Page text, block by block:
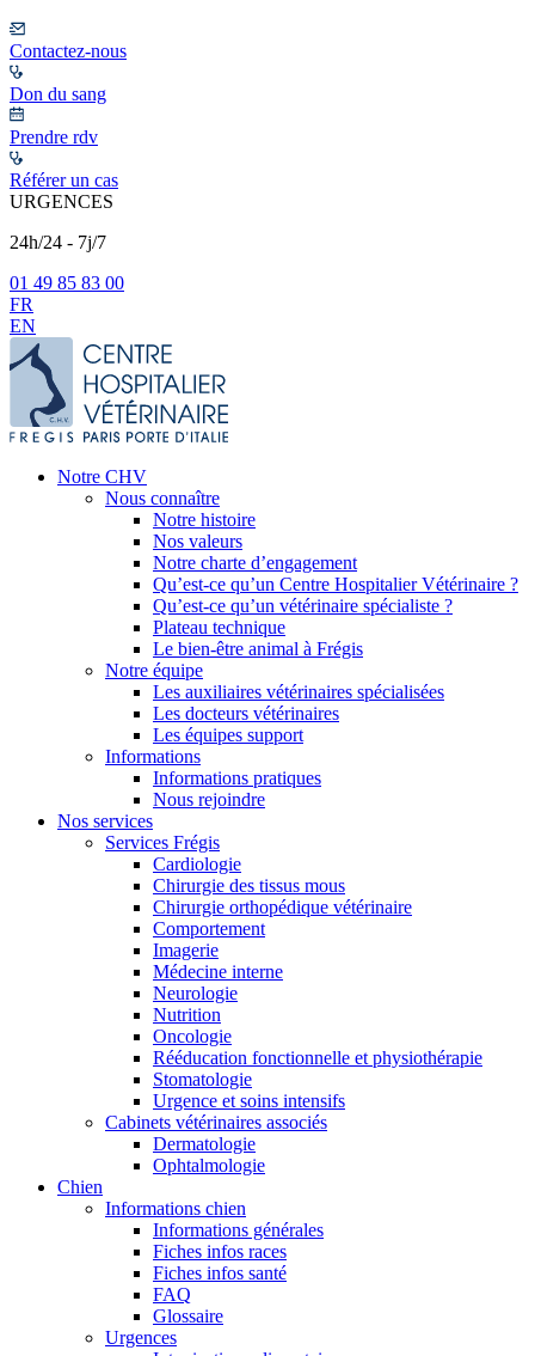
Contactez-nous
Don du sang
Prendre rdv
Référer un cas
URGENCES
24h/24 - 7j/7
01 49 85 83 00
FR
EN
Notre CHV
Nous connaître
Notre histoire
Nos valeurs
Notre charte d’engagement
Qu’est-ce qu’un Centre Hospitalier Vétérinaire ?
Qu’est-ce qu’un vétérinaire spécialiste ?
Plateau technique
Le bien-être animal à Frégis
Notre équipe
Les auxiliaires vétérinaires spécialisées
Les docteurs vétérinaires
Les équipes support
Informations
Informations pratiques
Nous rejoindre
Nos services
Services Frégis
Cardiologie
Chirurgie des tissus mous
Chirurgie orthopédique vétérinaire
Comportement
Imagerie
Médecine interne
Neurologie
Nutrition
Oncologie
Rééducation fonctionnelle et physiothérapie
Stomatologie
Urgence et soins intensifs
Cabinets vétérinaires associés
Dermatologie
Ophtalmologie
Chien
Informations chien
Informations générales
Fiches infos races
Fiches infos santé
FAQ
Glossaire
Urgences